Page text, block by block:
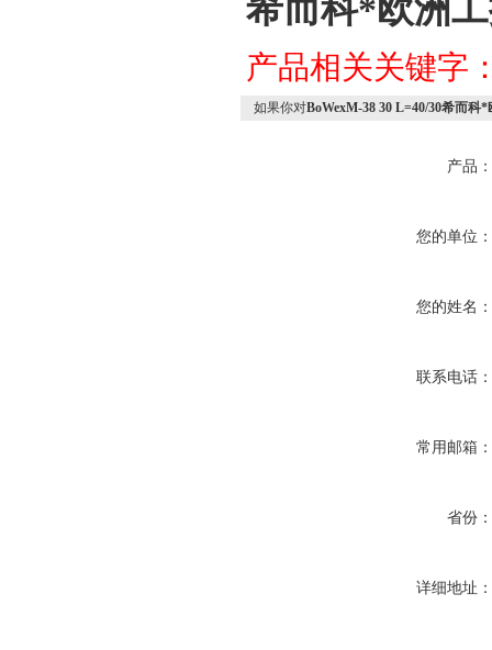
希而科*欧洲
产品相关关键字
如果你对BoWexM-38 30 L=40/30希而科
产品：
您的单位：
您的姓名：
联系电话：
常用邮箱：
省份：
详细地址：